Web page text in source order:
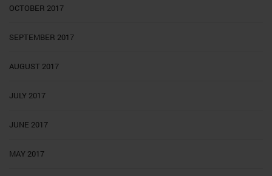
OCTOBER 2017
SEPTEMBER 2017
AUGUST 2017
JULY 2017
JUNE 2017
MAY 2017